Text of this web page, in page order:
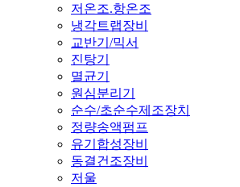
저온조.항온조
냉각트랩장비
교반기/믹서
진탕기
멸균기
원심분리기
순수/초순수제조장치
정량송액펌프
유기합성장비
동결건조장비
저울